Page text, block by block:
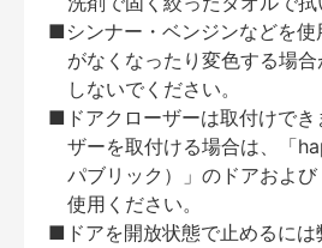
■シンナー・ベンジンなどを使
がなくなったり変色する場
しないでください。
■ドアクローザーは取付けでき
ザーを取付ける場合は、「
パブリック）」のドアおよ
使用ください。
■ドアを開放状態で止めるには